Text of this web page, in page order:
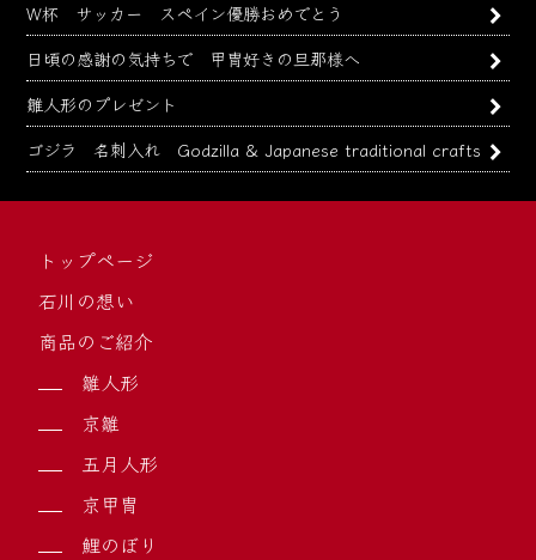
W杯 サッカー スペイン優勝おめでとう
日頃の感謝の気持ちで 甲冑好きの旦那様へ
雛人形のプレゼント
ゴジラ 名刺入れ Godzilla & Japanese traditional crafts
トップページ
石川の想い
商品のご紹介
雛人形
京雛
五月人形
京甲冑
鯉のぼり